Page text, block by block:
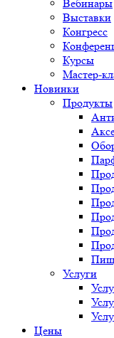
Вебинары
Выставки
Конгресс
Курсы
Мастер-
Новинки
Продукты
Услуги
Цены